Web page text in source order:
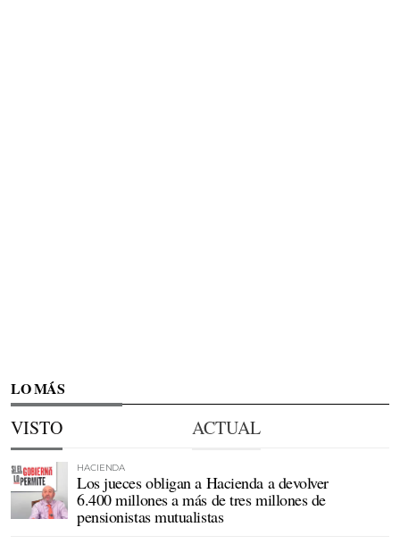
LO MÁS
VISTO ACTUAL
HACIENDA
Los jueces obligan a Hacienda a devolver
6.400 millones a más de tres millones de
pensionistas mutualistas